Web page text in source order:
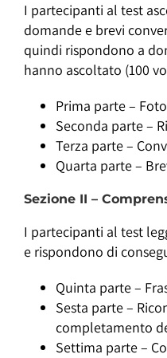
I partecipanti al test
domande e brevi
quindi rispondono a
hanno ascoltato (100
Prima parte –
Seconda parte –
Terza parte –
Quarta parte –
Sezione II –
I partecipanti al test
e rispondono di
Quinta parte –
Sesta parte –
completamento
Settima parte –